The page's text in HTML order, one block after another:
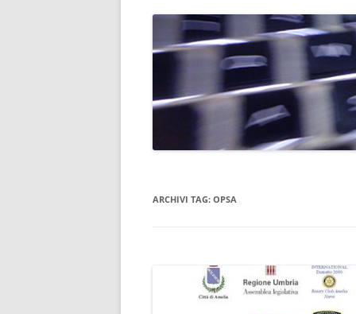
CONSULENZA INFORMATICA
PROTEZIONE DATI E PRIVACY
RECUPERO DATI
CONSULENTE INFORMATICO
ARCHIVI TAG: OPSA